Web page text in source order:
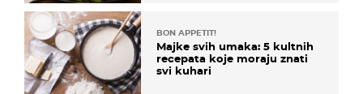
BON APPETIT!
Majke svih umaka: 5 kultnih
recepata koje moraju znati
svi kuhari